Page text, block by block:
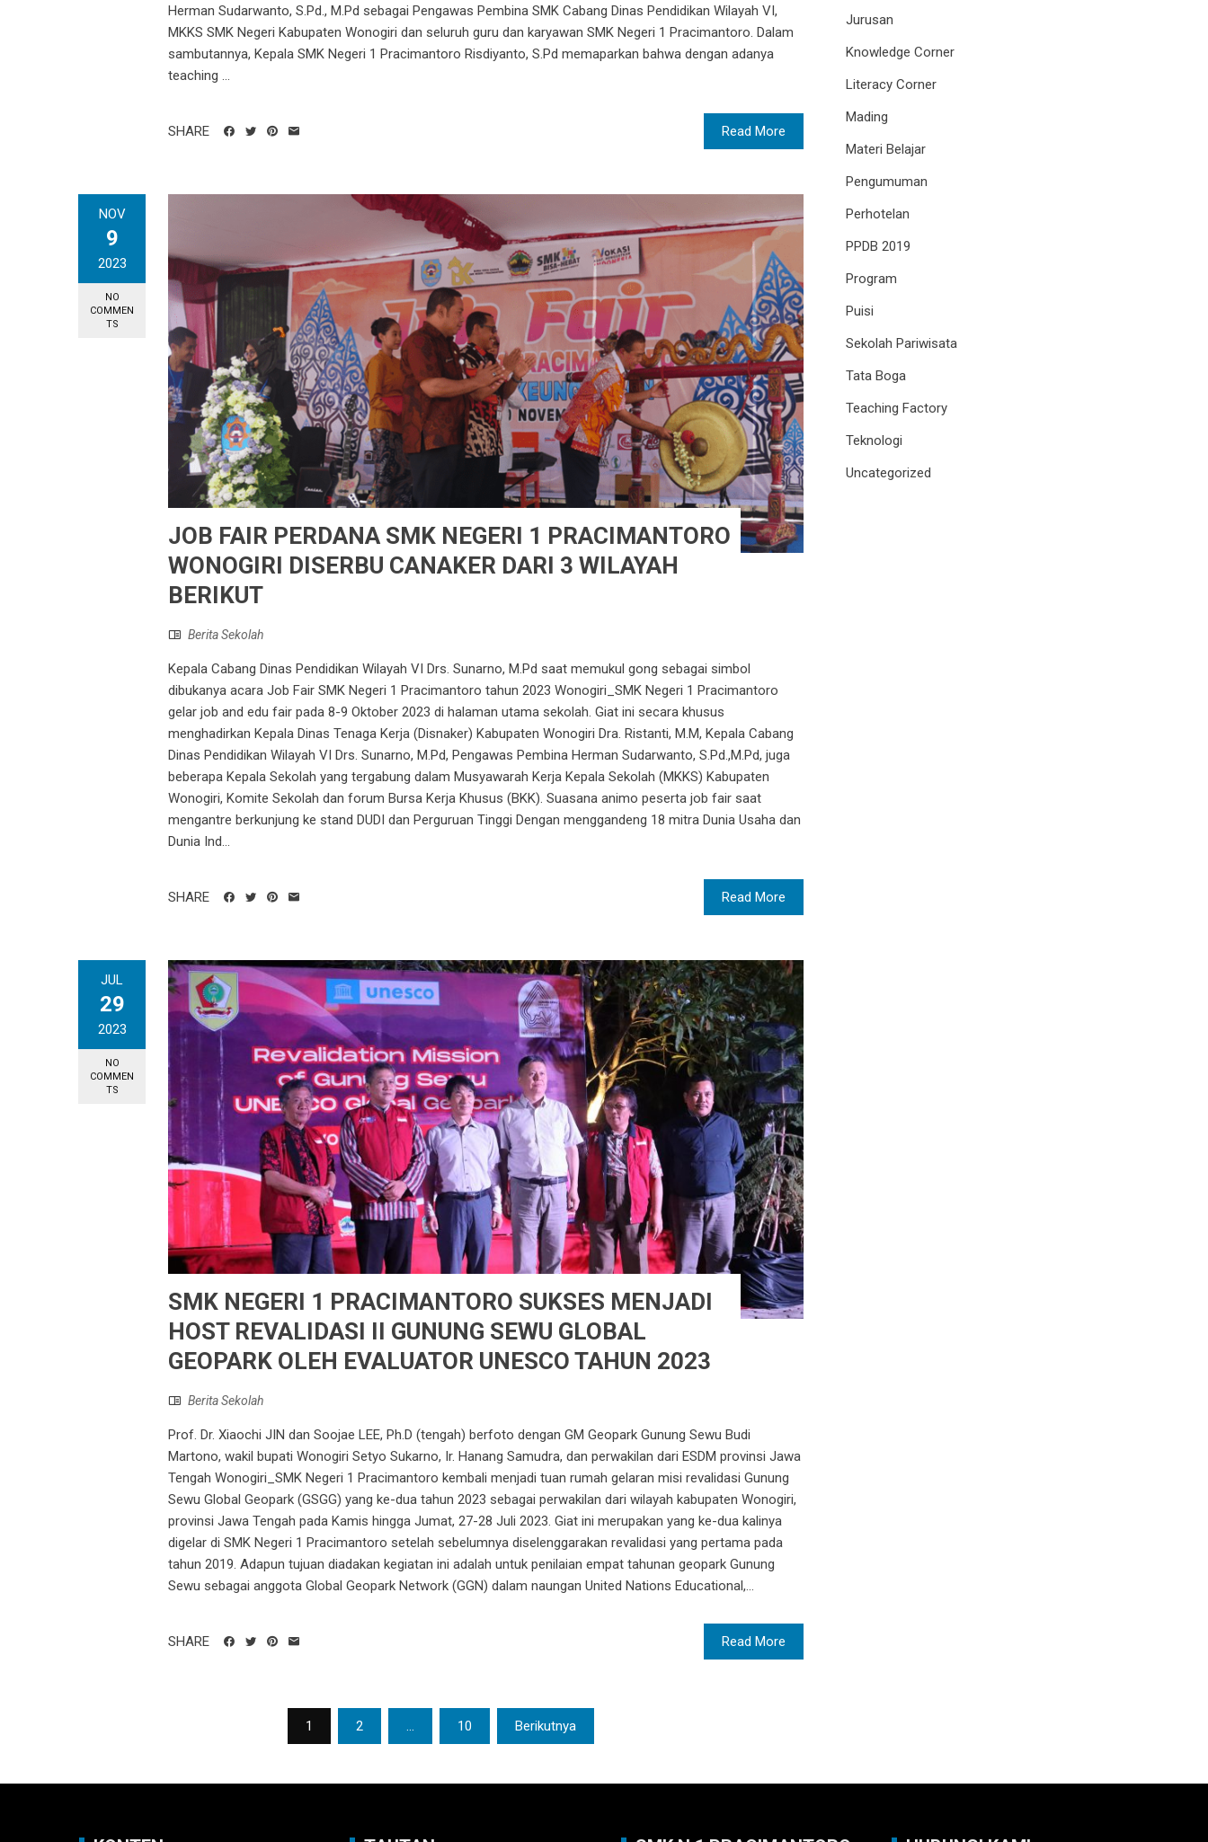
Herman Sudarwanto, S.Pd., M.Pd sebagai Pengawas Pembina SMK Cabang Dinas Pendidikan Wilayah VI,
MKKS SMK Negeri Kabupaten Wonogiri dan seluruh guru dan karyawan SMK Negeri 1 Pracimantoro. Dalam
sambutannya, Kepala SMK Negeri 1 Pracimantoro Risdiyanto, S.Pd memaparkan bahwa dengan adanya
teaching ...
Read More
SHARE
NOV
9
2023
NO
COMMEN
TS
JOB FAIR PERDANA SMK NEGERI 1 PRACIMANTORO
WONOGIRI DISERBU CANAKER DARI 3 WILAYAH
BERIKUT
Berita Sekolah
Kepala Cabang Dinas Pendidikan Wilayah VI Drs. Sunarno, M.Pd saat memukul gong sebagai simbol
dibukanya acara Job Fair SMK Negeri 1 Pracimantoro tahun 2023 Wonogiri_SMK Negeri 1 Pracimantoro
gelar job and edu fair pada 8-9 Oktober 2023 di halaman utama sekolah. Giat ini secara khusus
menghadirkan Kepala Dinas Tenaga Kerja (Disnaker) Kabupaten Wonogiri Dra. Ristanti, M.M, Kepala Cabang
Dinas Pendidikan Wilayah VI Drs. Sunarno, M.Pd, Pengawas Pembina Herman Sudarwanto, S.Pd.,M.Pd, juga
beberapa Kepala Sekolah yang tergabung dalam Musyawarah Kerja Kepala Sekolah (MKKS) Kabupaten
Wonogiri, Komite Sekolah dan forum Bursa Kerja Khusus (BKK). Suasana animo peserta job fair saat
mengantre berkunjung ke stand DUDI dan Perguruan Tinggi Dengan menggandeng 18 mitra Dunia Usaha dan
Dunia Ind...
Read More
SHARE
JUL
29
2023
NO
COMMEN
TS
SMK NEGERI 1 PRACIMANTORO SUKSES MENJADI
HOST REVALIDASI II GUNUNG SEWU GLOBAL
GEOPARK OLEH EVALUATOR UNESCO TAHUN 2023
Berita Sekolah
Prof. Dr. Xiaochi JIN dan Soojae LEE, Ph.D (tengah) berfoto dengan GM Geopark Gunung Sewu Budi
Martono, wakil bupati Wonogiri Setyo Sukarno, Ir. Hanang Samudra, dan perwakilan dari ESDM provinsi Jawa
Tengah Wonogiri_SMK Negeri 1 Pracimantoro kembali menjadi tuan rumah gelaran misi revalidasi Gunung
Sewu Global Geopark (GSGG) yang ke-dua tahun 2023 sebagai perwakilan dari wilayah kabupaten Wonogiri,
provinsi Jawa Tengah pada Kamis hingga Jumat, 27-28 Juli 2023. Giat ini merupakan yang ke-dua kalinya
digelar di SMK Negeri 1 Pracimantoro setelah sebelumnya diselenggarakan revalidasi yang pertama pada
tahun 2019. Adapun tujuan diadakan kegiatan ini adalah untuk penilaian empat tahunan geopark Gunung
Sewu sebagai anggota Global Geopark Network (GGN) dalam naungan United Nations Educational,...
Read More
SHARE
1 2 … 10 Berikutnya
Jurusan
Knowledge Corner
Literacy Corner
Mading
Materi Belajar
Pengumuman
Perhotelan
PPDB 2019
Program
Puisi
Sekolah Pariwisata
Tata Boga
Teaching Factory
Teknologi
Uncategorized